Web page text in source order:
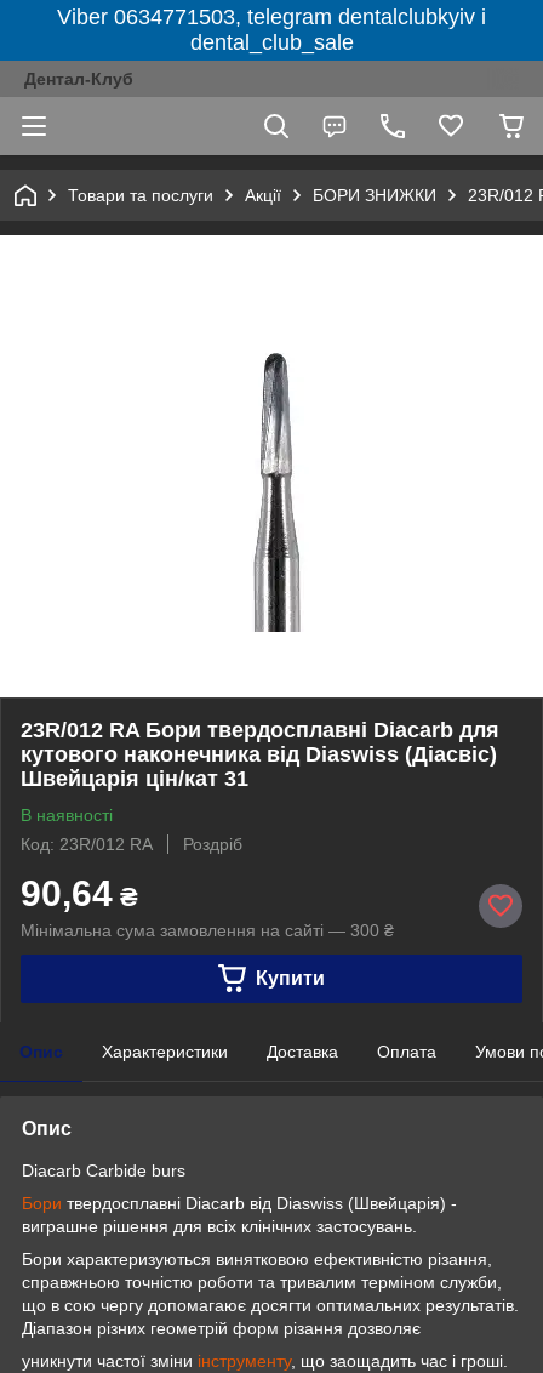
Viber 0634771503, telegram dentalclubkyiv і
dental_club_sale
Дентал-Клуб
Товари та послуги Акції БОРИ ЗНИЖКИ 23R/012
23R/012 RA Бори твердосплавні Diacarb для
кутового наконечника від Diaswiss (Діасвіс)
Швейцарія цін/кат 31
В наявності
Код: 23R/012 RA
Роздріб
90,64 ₴
Мінімальна сума замовлення на сайті — 300 ₴
Купити
Опис Характеристики Доставка Оплата Умови
Опис
Diacarb Carbide burs
Бори твердосплавні Diacarb від Diaswiss (Швейцарія) -
виграшне рішення для всіх клінічних застосувань.
Бори характеризуються винятковою ефективністю різання,
справжньою точністю роботи та тривалим терміном служби,
що в сою чергу допомагаює досягти оптимальних результатів.
Діапазон різних геометрій форм різання дозволяє
уникнути частої зміни інструменту, що заощадить час і гроші.